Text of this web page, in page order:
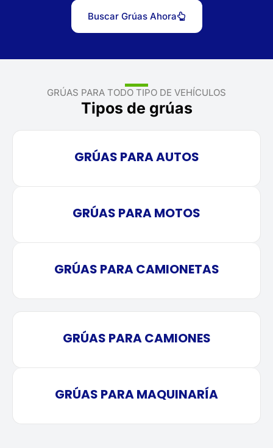
Buscar Grúas Ahora
GRÚAS PARA TODO TIPO DE VEHÍCULOS
Tipos de grúas
GRÚAS PARA AUTOS
GRÚAS PARA MOTOS
GRÚAS PARA CAMIONETAS
GRÚAS PARA CAMIONES
GRÚAS PARA MAQUINARÍA